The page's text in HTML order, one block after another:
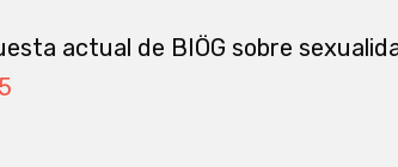
actual de BIÖG sobre